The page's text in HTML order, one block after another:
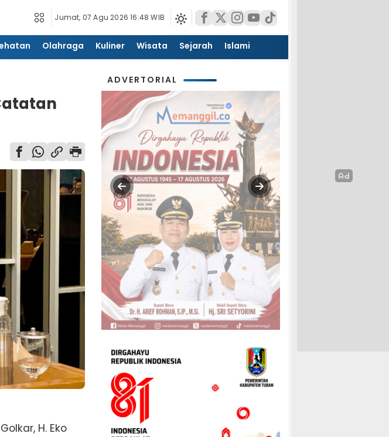
Jumat, 07 Agu 2026 16:48 WIB
Olahraga Kuliner Wisata Sejarah Islami
H. Eko
ADVERTORIAL